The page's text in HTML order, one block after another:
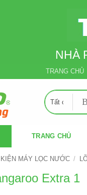
NHÀ
TRANG CHỦ
TRANG CHỦ
MÁY LỌC NƯỚC /
Extra 1